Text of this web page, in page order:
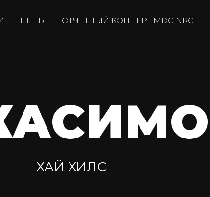
ЦЕНЫ ОТЧЕТНЫЙ КОНЦЕРТ MDC NRG
ХАЙ ХИЛС